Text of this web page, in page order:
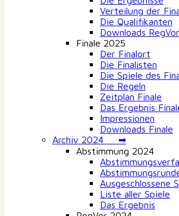
Verteilung der
Die Qualifikanten
Downloads RegVor
Finale 2025
Der Finalort
Die Finalisten
Die Spiele des
Die Regeln
Zeitplan Finale
Das Ergebnis
Impressionen
Downloads Finale
Archiv 2024 ➡
Abstimmung 2024
Ausgeschlossene
Liste aller Spiele
Das Ergebnis